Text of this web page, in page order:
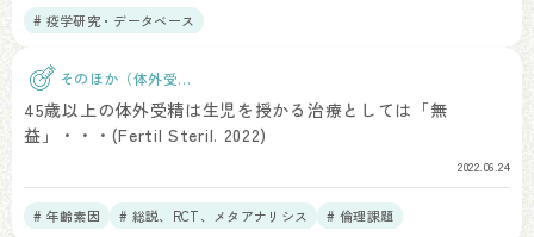
# 疫学研究・データベース
そのほか（体外受
45歳以上の体外受精は生児を授かる治療としては「無
益」・・・(Fertil Steril. 2022)
2022.06.24
# 年齢素因 # 総説、RCT、メタアナリシス # 倫理課題